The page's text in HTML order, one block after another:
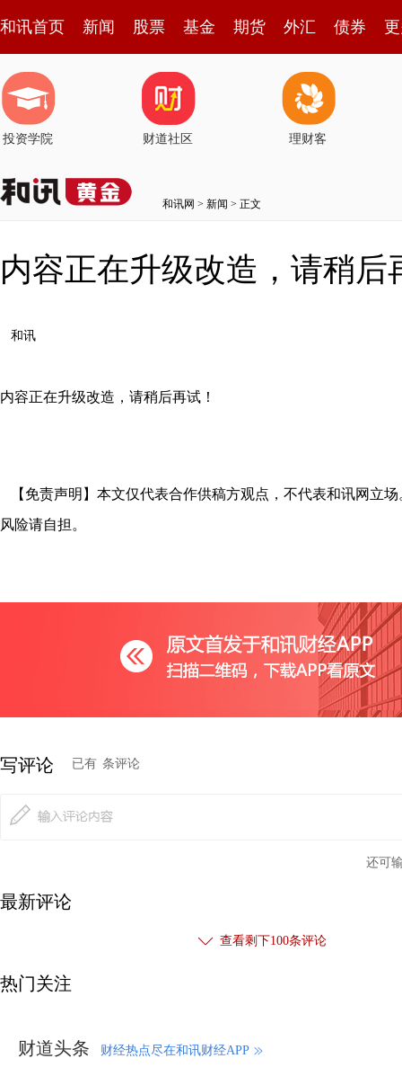
和讯首页 新闻 股票 基金 期货 外汇 债券
投资学院 财道社区 理财客
和讯网 > 新闻 > 正文
内容正在升级改造，请稍后
和讯
内容正在升级改造，请稍后再试！
【免责声明】本文仅代表合作供稿方观点，不代表和讯网立
风险请自担。
写评论 已有 条评论
还可
最新评论
查看剩下100条评论
热门关注
财道头条 财经热点尽在和讯财经APP